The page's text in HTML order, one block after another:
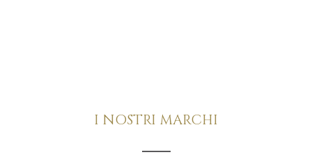
I NOSTRI MARCHI